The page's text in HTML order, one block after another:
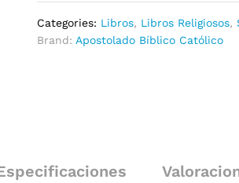
Categories: Libros, Libros Religiosos,
Brand: Apostolado Bíblico Católico